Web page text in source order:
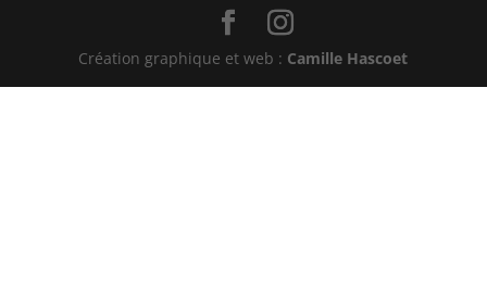
Création graphique et web : Camille Hascoet